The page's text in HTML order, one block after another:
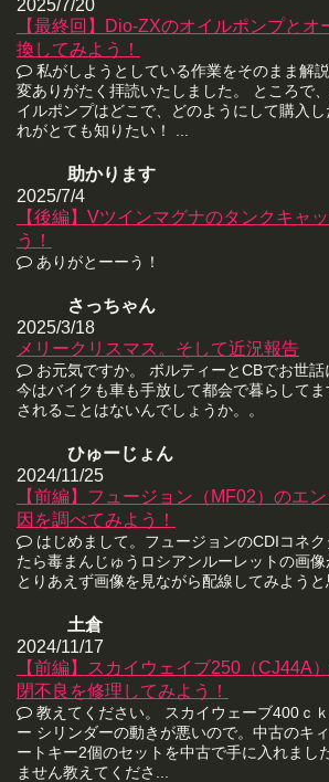
2025/7/20
【最終回】Dio-ZXのオイルポンプとオ
換してみよう！
私がしようとしている作業をそのまま解
変ありがたく拝読いたしました。 ところで
イルポンプはどこで、どのようにして購入
れがとても知りたい！ ...
助かります
2025/7/4
【後編】Vツインマグナのタンクキャ
う！
ありがとーーう！
さっちゃん
2025/3/18
メリークリスマス。そして近況報告
お元気ですか。 ボルティーとCBでお世話
今はバイクも車も手放して都会で暮らして
されることはないんでしょうか。。
ひゅーじょん
2024/11/25
【前編】フュージョン（MF02）のエ
因を調べてみよう！
はじめまして。フュージョンのCDIコネ
たら毒まんじゅうロシアンルーレットの画像
とりあえず画像を見ながら配線してみようと
土倉
2024/11/17
【前編】スカイウェイブ250（CJ44A
閉不良を修理してみよう！
教えてください。 スカイウェーブ400ｃ
ー シリンダーの動きが悪いので。中古のキ
ートキー2個のセットを中古で手に入れまし
ません教えてくださ...